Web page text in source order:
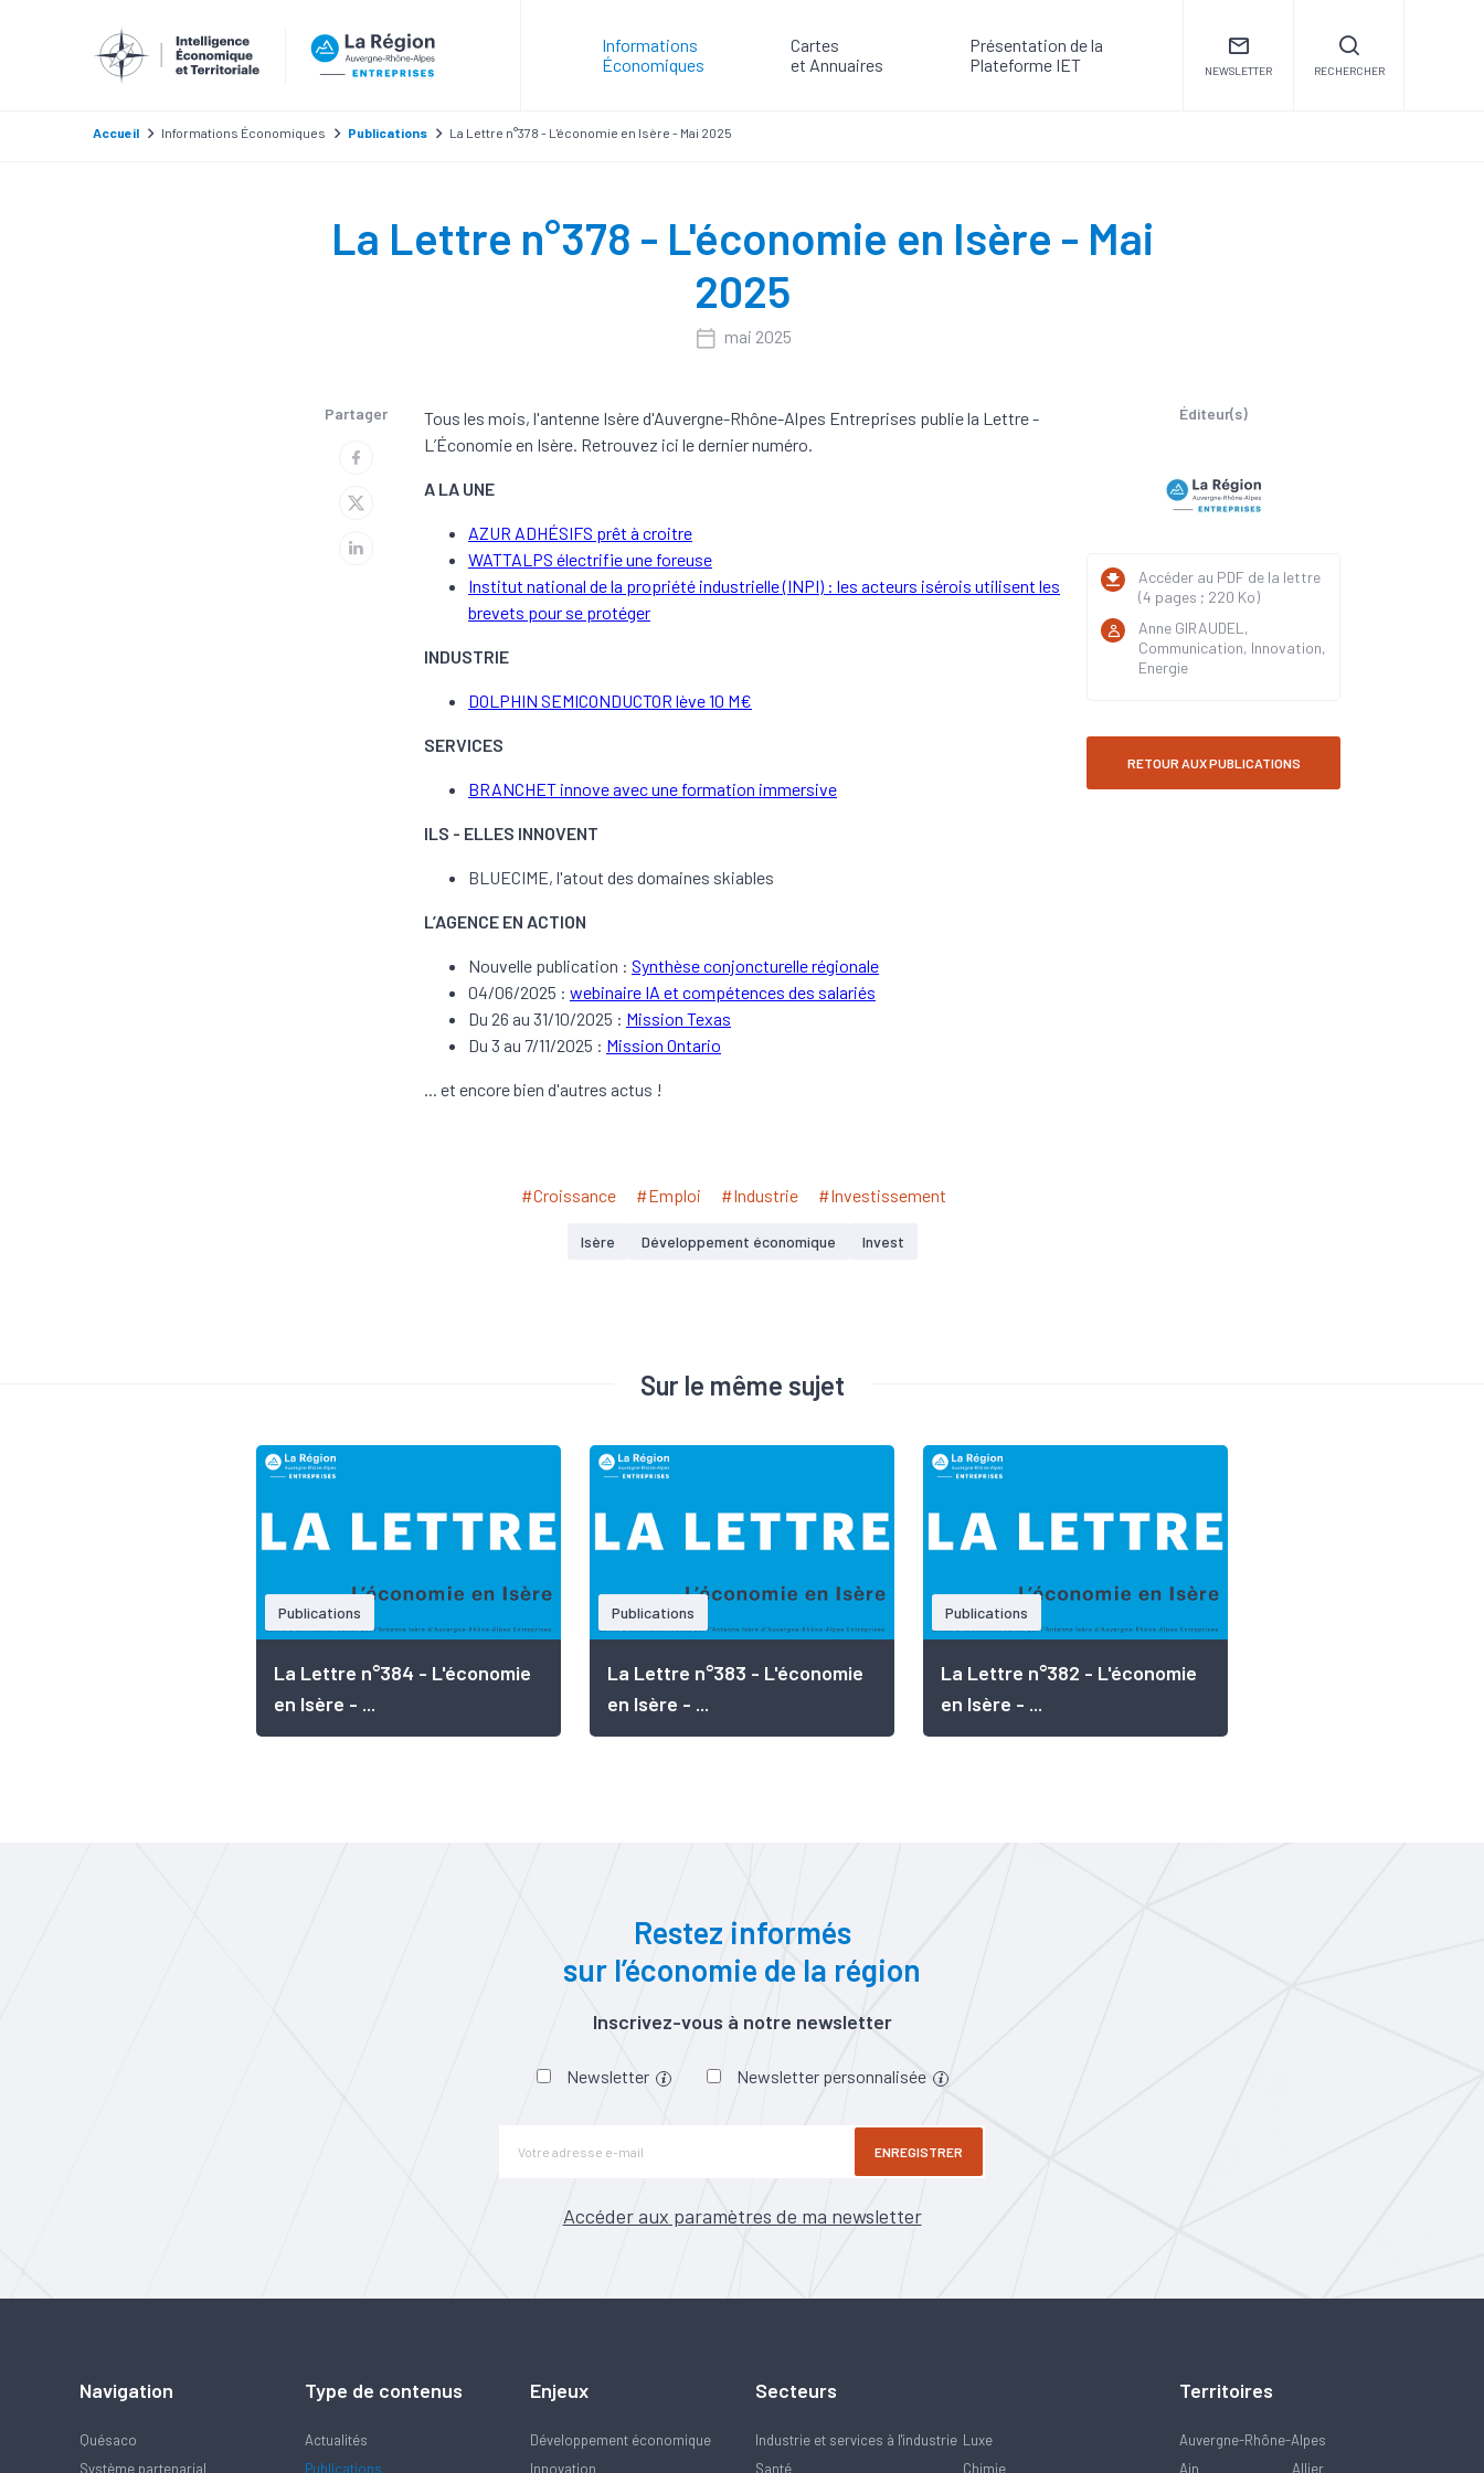
Informations
Économiques
Cartes
et Annuaires
Présentation de la
Plateforme IET
NEWSLETTER RECHERCHER
Accueil Informations Économiques Publications La Lettre n°378 - L'économie en Isère - Mai 2025
La Lettre n°378 - L'économie en Isère - Mai
2025
mai 2025
Partager
Tous les mois, l'antenne Isère d'Auvergne-Rhône-Alpes Entreprises publie la Lettre -
L’Économie en Isère. Retrouvez ici le dernier numéro.
A LA UNE
AZUR ADHÉSIFS prêt à croitre
WATTALPS électrifie une foreuse
Institut national de la propriété industrielle (INPI) : les acteurs isérois utilisent les
brevets pour se protéger
INDUSTRIE
DOLPHIN SEMICONDUCTOR lève 10 M€
SERVICES
BRANCHET innove avec une formation immersive
ILS - ELLES INNOVENT
BLUECIME, l'atout des domaines skiables
L’AGENCE EN ACTION
Nouvelle publication : Synthèse conjoncturelle régionale
04/06/2025 : webinaire IA et compétences des salariés
Du 26 au 31/10/2025 : Mission Texas
Du 3 au 7/11/2025 : Mission Ontario
... et encore bien d'autres actus !
Éditeur(s)
Accéder au PDF de la lettre
(4 pages ; 220 Ko)
Anne GIRAUDEL,
Communication, Innovation,
Energie
RETOUR AUX PUBLICATIONS
#Croissance #Emploi #Industrie #Investissement
Isère Développement économique Invest
Sur le même sujet
Publications
La Lettre n°384 - L'économie
en Isère - ...
Publications
La Lettre n°383 - L'économie
en Isère - ...
Publications
La Lettre n°382 - L'économie
en Isère - ...
Restez informés
sur l’économie de la région
Inscrivez-vous à notre newsletter
Newsletter Newsletter personnalisée
ENREGISTRER
Accéder aux paramètres de ma newsletter
Navigation
Quésaco
Système partenarial
Type de contenus
Actualités
Publications
Enjeux
Développement économique
Innovation
Secteurs
Industrie et services à l'industrie
Santé
Luxe
Chimie
Territoires
Auvergne-Rhône-Alpes
Ain
Allier